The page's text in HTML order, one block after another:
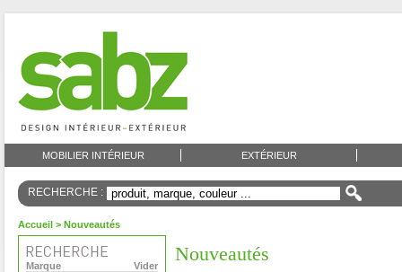
MOBILIER INTÉRIEUR EXTÉRIEUR
RECHERCHE :
Accueil > Nouveautés
Vider
Marque
Nouveautés